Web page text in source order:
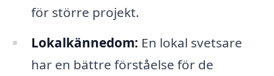
för större projekt.
Lokalkännedom: En lokal svetsare
har en bättre förståelse för de